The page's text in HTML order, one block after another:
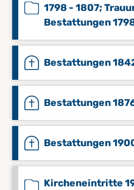
1798 - 1807;
Bestattungen
Bestattungen
Bestattungen
Bestattungen
Kircheneintritte